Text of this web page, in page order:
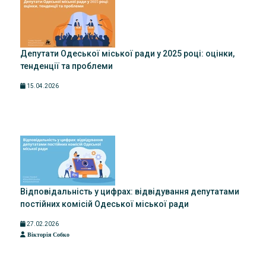
Депутати Одеської міської ради у 2025 році: оцінки,
тенденції та проблеми
15.04.2026
Відповідальність у цифрах: відвідування депутатами
постійних комісій Одеської міської ради
27.02.2026
Вікторія Собко